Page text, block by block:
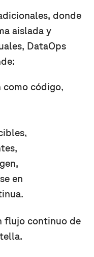
donde
aislada y
DataOps
como código,
en
flujo continuo de